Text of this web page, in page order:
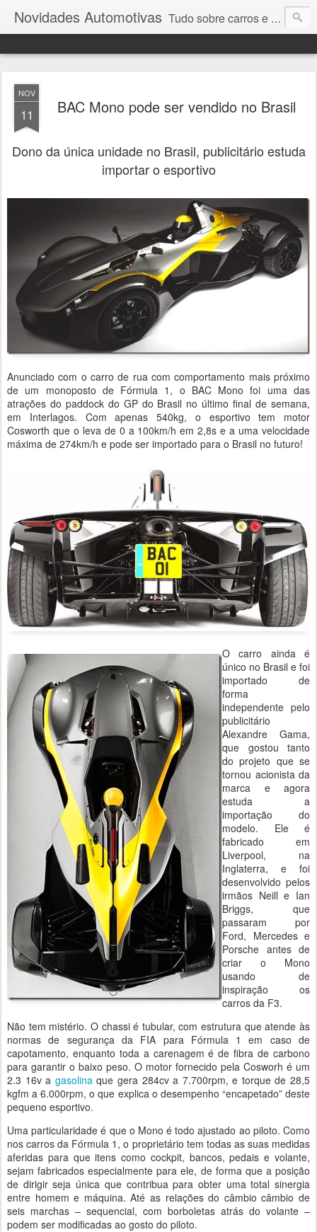
Novidades Automotivas Tudo sobre carros e motores
NOV
11 BAC Mono pode ser vendido no Brasil
Dono da única unidade no Brasil, publicitário estuda
importar o esportivo
Anunciado com o carro de rua com comportamento mais próximo
de um monoposto de Fórmula 1, o BAC Mono foi uma das
atrações do paddock do GP do Brasil no último final de semana,
em Interlagos. Com apenas 540kg, o esportivo tem motor
Cosworth que o leva de 0 a 100km/h em 2,8s e a uma velocidade
máxima de 274km/h e pode ser importado para o Brasil no futuro!
O carro ainda é
único no Brasil e foi
importado de
forma
independente pelo
publicitário
Alexandre Gama,
que gostou tanto
do projeto que se
tornou acionista da
marca e agora
estuda a
importação do
modelo. Ele é
fabricado em
Liverpool, na
Inglaterra, e foi
desenvolvido pelos
irmãos Neill e Ian
Briggs, que
passaram por
Ford, Mercedes e
Porsche antes de
criar o Mono
usando de
inspiração os
carros da F3.
Não tem mistério. O chassi é tubular, com estrutura que atende às
normas de segurança da FIA para Fórmula 1 em caso de
capotamento, enquanto toda a carenagem é de fibra de carbono
para garantir o baixo peso. O motor fornecido pela Cosworh é um
2.3 16v a gasolina que gera 284cv a 7.700rpm, e torque de 28,5
kgfm a 6.000rpm, o que explica o desempenho “encapetado” deste
pequeno esportivo.
Uma particularidade é que o Mono é todo ajustado ao piloto. Como
nos carros da Fórmula 1, o proprietário tem todas as suas medidas
aferidas para que itens como cockpit, bancos, pedais e volante,
sejam fabricados especialmente para ele, de forma que a posição
de dirigir seja única que contribua para obter uma total sinergia
entre homem e máquina. Até as relações do câmbio câmbio de
seis marchas – sequencial, com borboletas atrás do volante –
podem ser modificadas ao gosto do piloto.